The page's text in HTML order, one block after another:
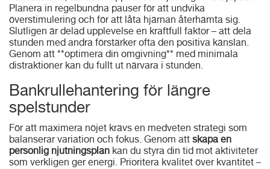
Planera in regelbundna pauser för att undvika
överstimulering och för att låta hjärnan återhämta sig.
Slutligen är delad upplevelse en kraftfull faktor – att dela
stunden med andra förstärker ofta den positiva känslan.
Genom att **optimera din omgivning** med minimala
distraktioner kan du fullt ut närvara i stunden.
Bankrullehantering för längre
spelstunder
För att maximera nöjet krävs en medveten strategi som
balanserar variation och fokus. Genom att skapa en
personlig njutningsplan kan du styra din tid mot aktiviteter
som verkligen ger energi. Prioritera kvalitet över kvantitet –